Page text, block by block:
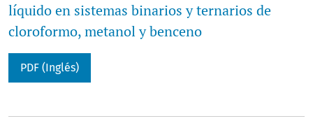
líquido en sistemas binarios y ternarios de
cloroformo, metanol y benceno
PDF (Inglés)